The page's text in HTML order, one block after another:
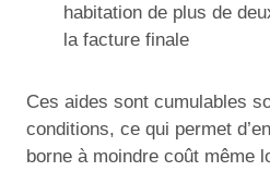
habitation de plus de
la facture finale
Ces aides sont cumulables
conditions, ce qui permet
borne à moindre coût même